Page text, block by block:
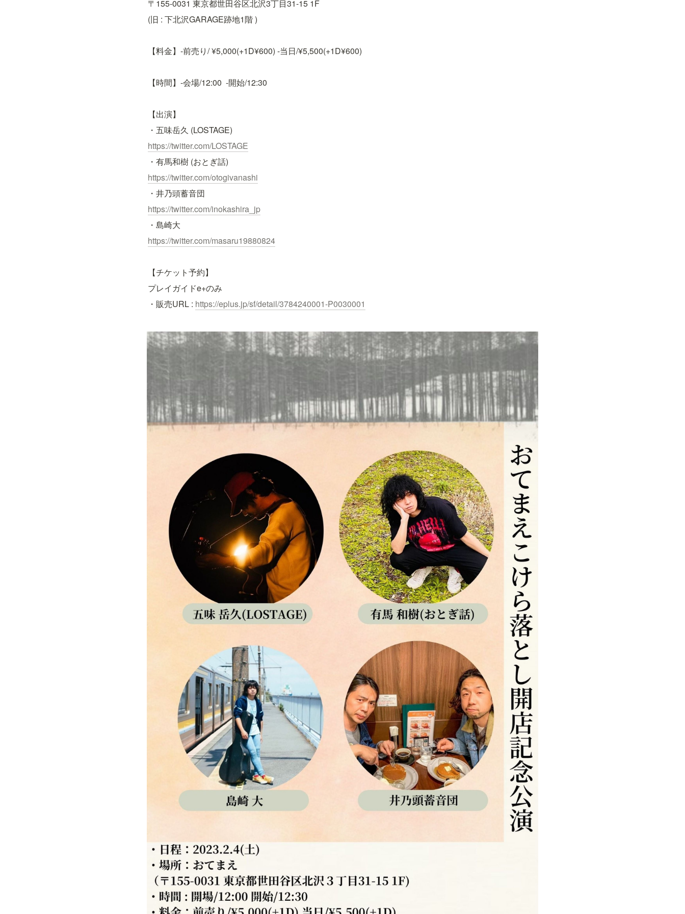
〒155-0031 東京都世田谷区北沢3丁目31-15 1F
(旧 : 下北沢GARAGE跡地1階 )
【料金】-前売り/ ¥5,000(+1D¥600) -当日/¥5,500(+1D¥600)
【時間】-会場/12:00  -開始/12:30
【出演】
・五味岳久 (LOSTAGE)
https://twitter.com/LOSTAGE
・有馬和樹 (おとぎ話)
https://twitter.com/otogivanashi
・井乃頭蓄音団
https://twitter.com/inokashira_jp
・島崎大
https://twitter.com/masaru19880824
【チケット予約】
プレイガイドe+のみ
・販売URL : https://eplus.jp/sf/detail/3784240001-P0030001